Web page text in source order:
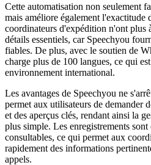
Cette automatisation non seulement
mais améliore également l'exactitude
coordinateurs d'expédition n'ont plus
détails essentiels, car Speechyou
fiables. De plus, avec le soutien de
charge plus de 100 langues, ce qui
environnement international.
Les avantages de Speechyou ne
permet aux utilisateurs de demander
et des aperçus clés, rendant ainsi la
plus simple. Les enregistrements
consultables, ce qui permet aux
rapidement des informations
appels.